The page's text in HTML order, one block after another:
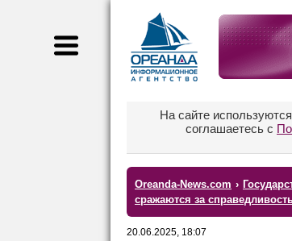
На сайте
соглашаетесь с
Oreanda-News.com ›
сражаются за
20.06.2025, 18:07